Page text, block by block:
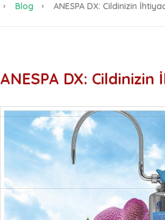
Blog ANESPA DX: Cildinizin
ANESPA DX: